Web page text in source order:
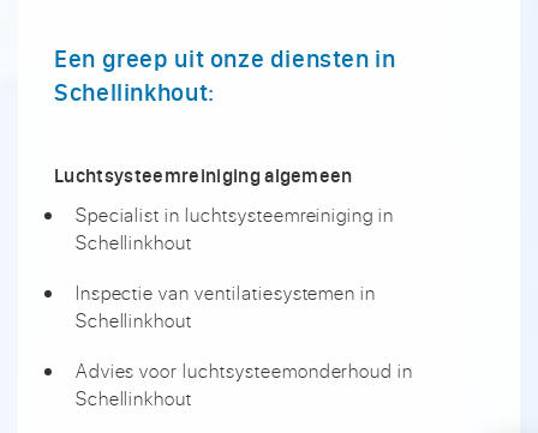
Een greep uit onze diensten in
Schellinkhout:
Luchtsysteemreiniging algemeen
Specialist in luchtsysteemreiniging in
Schellinkhout
Inspectie van ventilatiesystemen in
Schellinkhout
Advies voor luchtsysteemonderhoud in
Schellinkhout